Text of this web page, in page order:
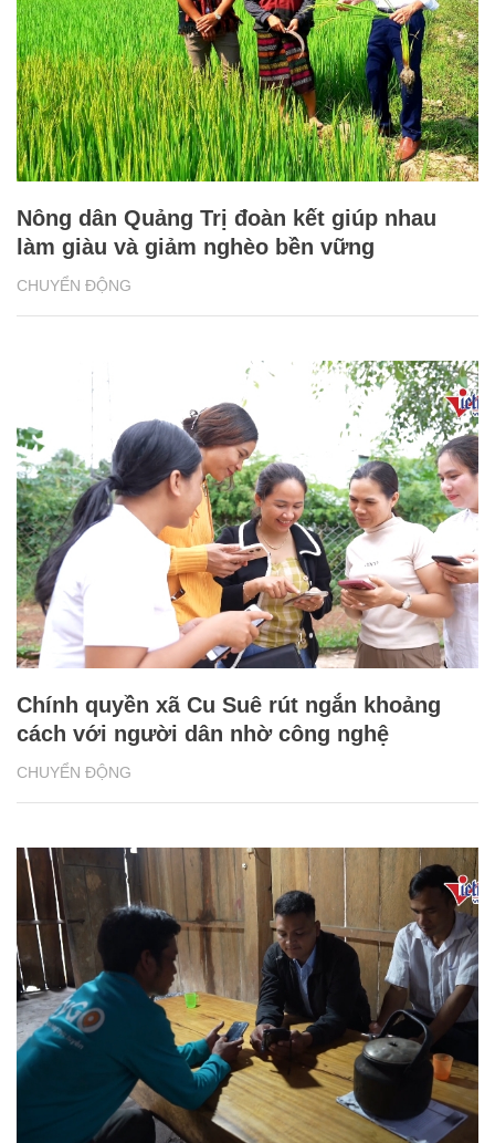
CHUYỂN ĐỘNG
Nông dân Quảng Trị đoàn kết giúp nhau
làm giàu và giảm nghèo bền vững
CHUYỂN ĐỘNG
Chính quyền xã Cu Suê rút ngắn khoảng
cách với người dân nhờ công nghệ